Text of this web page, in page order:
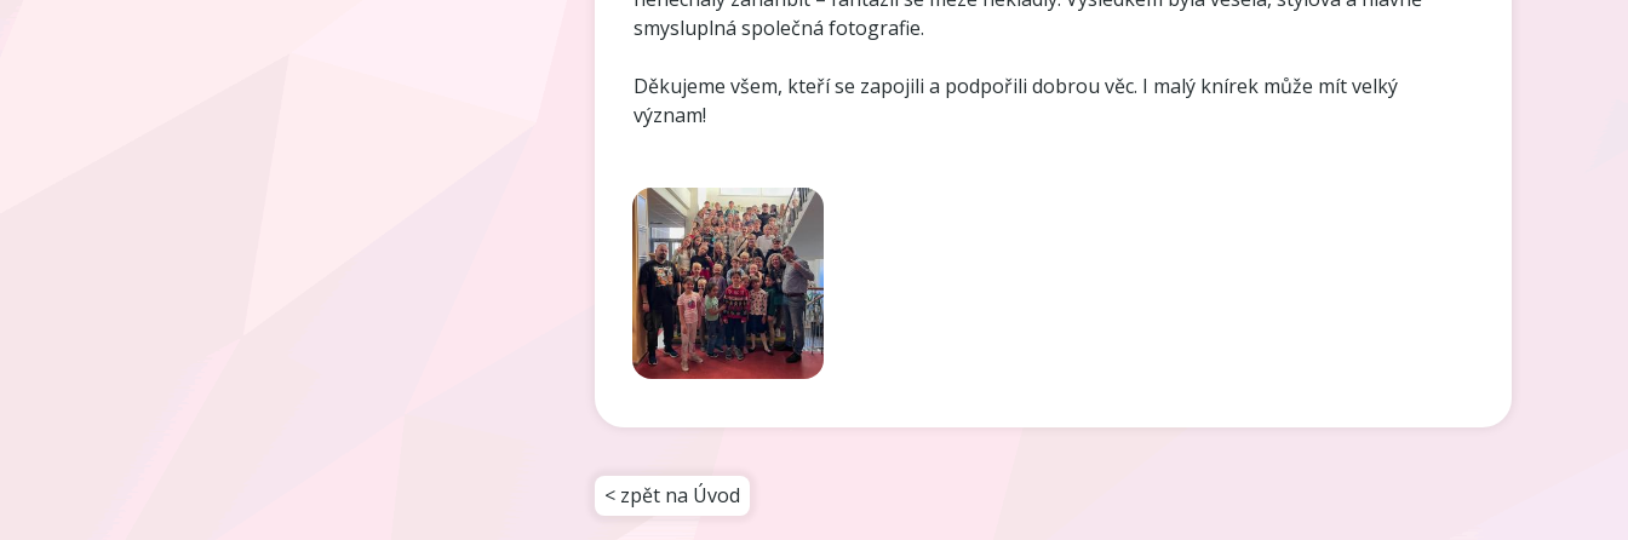
smysluplná společná fotografie.
Děkujeme všem, kteří se zapojili a podpořili dobrou věc. I malý knírek může mít velký
význam!
< zpět na Úvod